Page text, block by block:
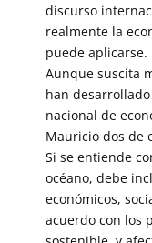
discurso
realmente la
puede aplicarse.
Aunque suscita
han
nacional de
Mauricio dos de
Si se entiende
océano, debe
económicos,
acuerdo con los